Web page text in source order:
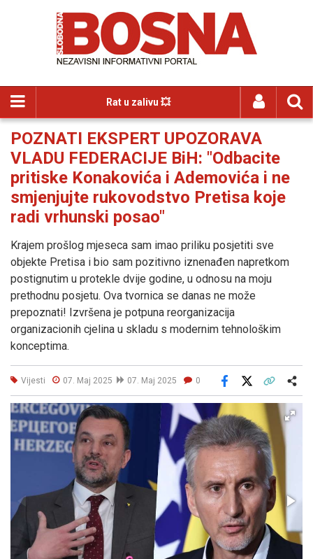
Rat u zalivu 💥
POZNATI EKSPERT UPOZORAVA
VLADU FEDERACIJE BiH: "Odbacite
pritiske Konakovića i Ademovića i ne
smjenjujte rukovodstvo Pretisa koje
radi vrhunski posao"
Krajem prošlog mjeseca sam imao priliku posjetiti sve
objekte Pretisa i bio sam pozitivno iznenađen napretkom
postignutim u protekle dvije godine, u odnosu na moju
prethodnu posjetu. Ova tvornica se danas ne može
prepoznati! Izvršena je potpuna reorganizacija
organizacionih cjelina u skladu s modernim tehnološkim
konceptima.
Vijesti 07. Maj 2025 07. Maj 2025 0
Facebook